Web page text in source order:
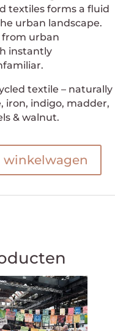
textiles forms a fluid
urban landscape.
from urban
instantly
textile – naturally
iron, indigo, madder,
& walnut.
winkelwagen